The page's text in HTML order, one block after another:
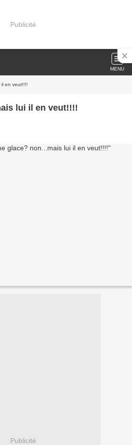
Publicité
MENU
en veut!!!!
lui il en veut!!!!
Publicité